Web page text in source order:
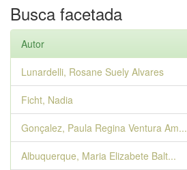
Busca facetada
Autor
Lunardelli, Rosane Suely Alvares
Ficht, Nadia
Gonçalez, Paula Regina Ventura Am...
Albuquerque, Maria Elizabete Balt...